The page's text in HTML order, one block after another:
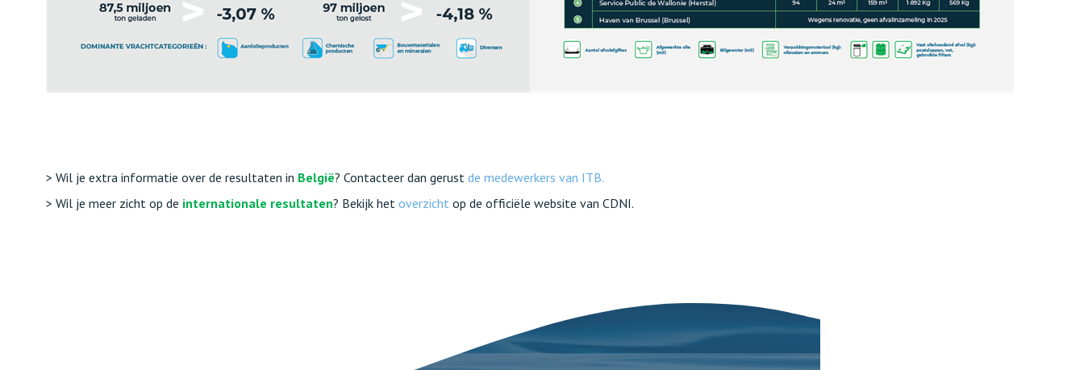
> Wil je extra informatie over de resultaten in België? Contacteer dan gerust de medewerkers van ITB.
> Wil je meer zicht op de internationale resultaten? Bekijk het overzicht op de officiële website van CDNI.